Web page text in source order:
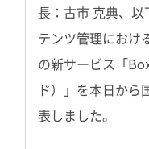
長：古市 克典、
テンツ管理におけ
の新サービス「
ド）」を本日から
表しました。